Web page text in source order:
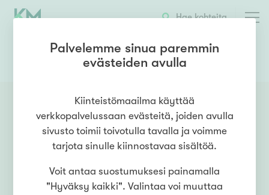
Hae kohteita
0447686130 OTA YHTEYTTÄ
Palvelemme sinua paremmin
evästeiden avulla
Kiinteistömaailma käyttää
verkkopalvelussaan evästeitä, joiden avulla
sivusto toimii toivotulla tavalla ja voimme
tarjota sinulle kiinnostavaa sisältöä.
Voit antaa suostumuksesi painamalla
"Hyväksy kaikki". Valintaa voi muuttaa